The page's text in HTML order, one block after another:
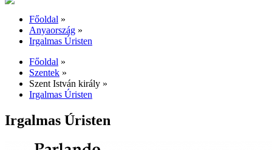
Főoldal »
Anyaország »
Irgalmas Úristen
Főoldal »
Szentek »
Szent István király »
Irgalmas Úristen
Irgalmas Úristen